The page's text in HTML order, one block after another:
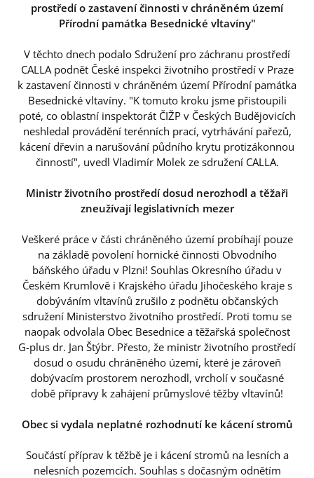
prostředí o zastavení činnosti v chráněném území
Přírodní památka Besednické vltavíny"
V těchto dnech podalo Sdružení pro záchranu prostředí
CALLA podnět České inspekci životního prostředí v Praze
k zastavení činnosti v chráněném území Přírodní památka
Besednické vltavíny. "K tomuto kroku jsme přistoupili
poté, co oblastní inspektorát ČIŽP v Českých Budějovicích
neshledal provádění terénních prací, vytrhávání pařezů,
kácení dřevin a narušování půdního krytu protizákonnou
činností", uvedl Vladimír Molek ze sdružení CALLA.
Ministr životního prostředí dosud nerozhodl a těžaři
zneužívají legislativních mezer
Veškeré práce v části chráněného území probíhají pouze
na základě povolení hornické činnosti Obvodního
báňského úřadu v Plzni! Souhlas Okresního úřadu v
Českém Krumlově i Krajského úřadu Jihočeského kraje s
dobýváním vltavínů zrušilo z podnětu občanských
sdružení Ministerstvo životního prostředí. Proti tomu se
naopak odvolala Obec Besednice a těžařská společnost
G-plus dr. Jan Štýbr. Přesto, že ministr životního prostředí
dosud o osudu chráněného území, které je zároveň
dobývacím prostorem nerozhodl, vrcholí v současné
době přípravy k zahájení průmyslové těžby vltavínů!
Obec si vydala neplatné rozhodnutí ke kácení stromů
Součástí příprav k těžbě je i kácení stromů na lesních a
nelesních pozemcích. Souhlas s dočasným odnětím